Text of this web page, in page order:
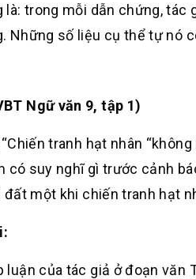
là: trong mỗi dẫn chứng, tác
Những số liệu cụ thể tự nó
Ngữ văn 9, tập 1)
tranh hạt nhân
có suy nghĩ gì trước cảnh
một khi chiến tranh hạt
luận của tác giả ở đoạn văn